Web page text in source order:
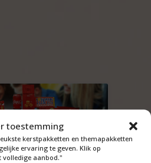
toestemming
kerstpakketten en themapakketten
ervaring te geven. Klik op
volledige aanbod."